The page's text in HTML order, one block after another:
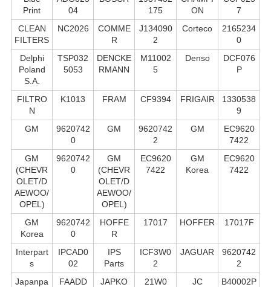
Print
04
175
ON
7
CLEAN
FILTERS
NC2026
COMME
R
J134090
2
Corteco
2165234
0
Delphi
Poland
S.А.
TSP032
5053
DENCKE
RMANN
M11002
5
Denso
DCF076
P
FILTRO
N
K1013 FRAM CF9394 FRIGAIR
1330538
9
GM
9620742
0
GM
9620742
2
GM
EC9620
7422
GM
(CHEVR
OLET/D
AEWOO/
OPEL)
9620742
0
GM
(CHEVR
OLET/D
AEWOO/
OPEL)
EC9620
7422
GM
Korea
EC9620
7422
GM
Korea
9620742
0
HOFFE
R
17017 HOFFER 17017F
Interpart
s
IPCAD0
02
IPS
Parts
ICF3W0
2
JAGUAR
9620742
2
Japanpa
FAADD
JAPKO 21W0
JC
B40002P